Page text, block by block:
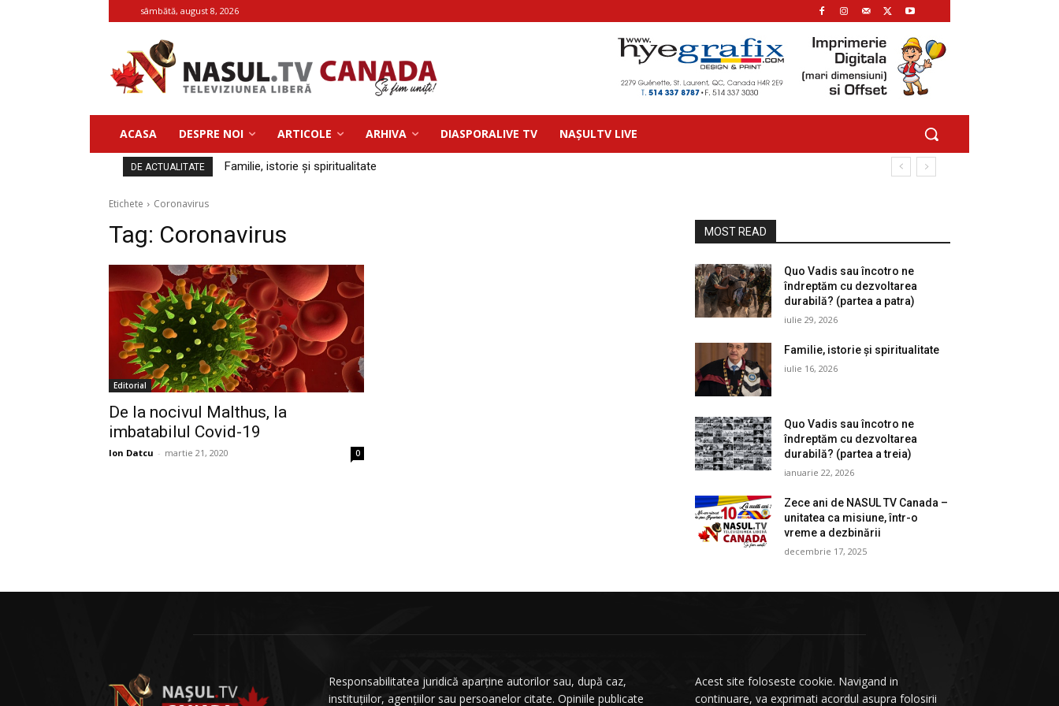
sâmbătă, august 8, 2026
ACASA DESPRE NOI ARTICOLE ARHIVA DIASPORALIVE TV NAȘULTV LIVE
DE ACTUALITATE Familie, istorie și spiritualitate
Etichete Coronavirus
Tag: Coronavirus
Editorial
De la nocivul Malthus, la
imbatabilul Covid-19
Ion Datcu - martie 21, 2020 0
MOST READ
Quo Vadis sau încotro ne
îndreptăm cu dezvoltarea
durabilă? (partea a patra)
iulie 29, 2026
Familie, istorie și spiritualitate
iulie 16, 2026
Quo Vadis sau încotro ne
îndreptăm cu dezvoltarea
durabilă? (partea a treia)
ianuarie 22, 2026
Zece ani de NASUL TV Canada –
unitatea ca misiune, într-o
vreme a dezbinării
decembrie 17, 2025
Responsabilitatea juridică aparține autorilor sau, după caz,
instituțiilor, agențiilor sau persoanelor citate. Opiniile publicate
Acest site foloseste cookie. Navigand in
continuare, va exprimati acordul asupra folosirii